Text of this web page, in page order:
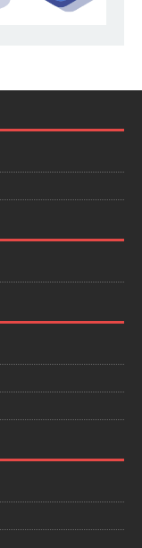
アスキヤリセミナー
社！効率的に業界研究
1日で10社以上の業
均年収2,000万超の企
体像がわかる20社合説
全体像がわかる26社合
ベント